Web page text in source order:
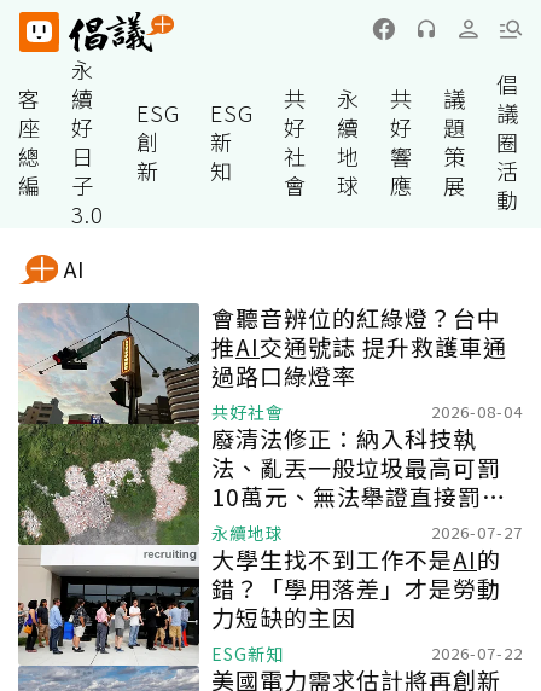
客
座
總
編
永
續
好
日
子
3.0
ESG
創
新
ESG
新
知
共
好
社
會
永
續
地
球
共
好
響
應
議
題
策
展
倡
議
圈
活
動
AI
會聽音辨位的紅綠燈？台中
推AI交通號誌 提升救護車通
過路口綠燈率
共好社會 2026-08-04
廢清法修正：納入科技執
法、亂丟一般垃圾最高可罰
10萬元、無法舉證直接罰車
主
永續地球 2026-07-27
大學生找不到工作不是AI的
錯？「學用落差」才是勞動
力短缺的主因
ESG新知 2026-07-22
美國電力需求估計將再創新